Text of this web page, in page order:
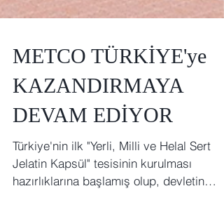
METCO TÜRKİYE'ye
KAZANDIRMAYA
DEVAM EDİYOR
Türkiye'nin ilk "Yerli, Milli ve Helal Sert